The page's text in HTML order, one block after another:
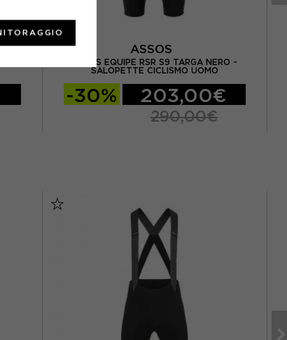
ASSOS
ASSOS EQUIPE RSR S9 TARGA NERO -
SALOPETTE CICLISMO UOMO
-30% 203,00€
290,00€